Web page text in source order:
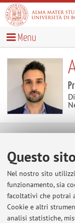
Questo
Nel nostro sito
funzionamento, sia
facoltativi che potrai
Cookie e altri
analisi statistiche,
Menu